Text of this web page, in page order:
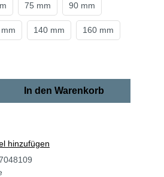
75 mm 90 mm
140 mm 160 mm
In den Warenkorb
hinzufügen